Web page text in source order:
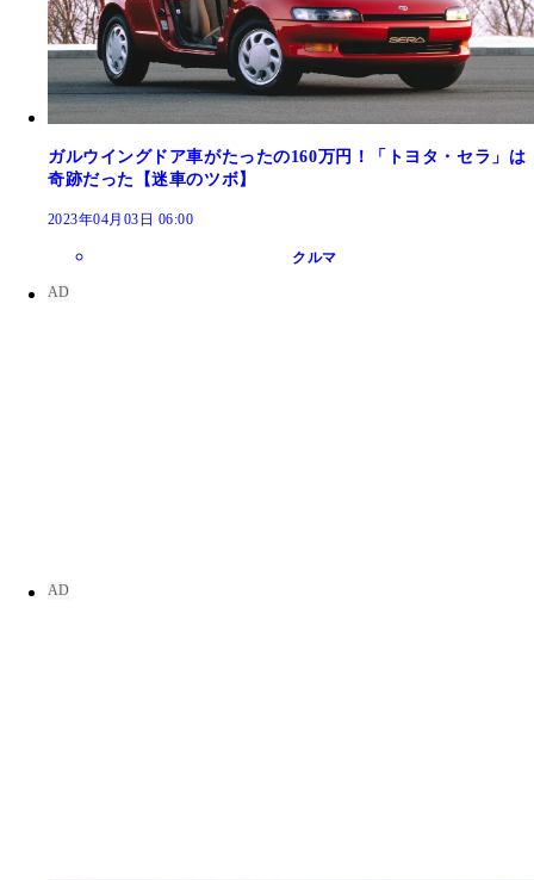
ガルウイングドア車がたったの160万円！「トヨタ・セラ」は
奇跡だった【迷車のツボ】
2023年04月03日 06:00
クルマ